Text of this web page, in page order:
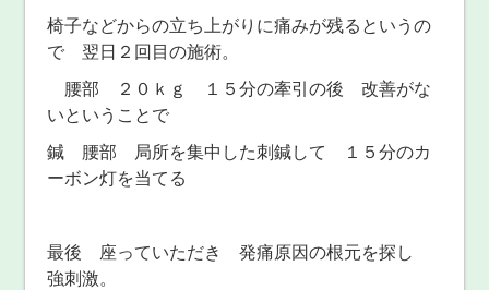
椅子などからの立ち上がりに痛みが残るというの
で 翌日２回目の施術。
腰部 ２０ｋｇ １５分の牽引の後 改善がな
いということで
鍼 腰部 局所を集中した刺鍼して １５分のカ
ーボン灯を当てる
最後 座っていただき 発痛原因の根元を探し
強刺激。